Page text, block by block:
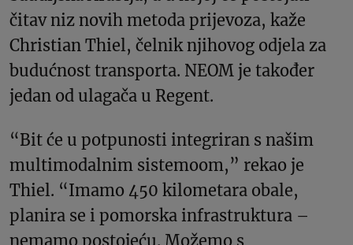
čitav niz novih metoda prijevoza, kaže
Christian Thiel, čelnik njihovog odjela za
budućnost transporta. NEOM je također
jedan od ulagača u Regent.
“Bit će u potpunosti integriran s našim
multimodalnim sistemoom,” rekao je
Thiel. “Imamo 450 kilometara obale,
planira se i pomorska infrastruktura –
nemamo postojeću. Možemo s